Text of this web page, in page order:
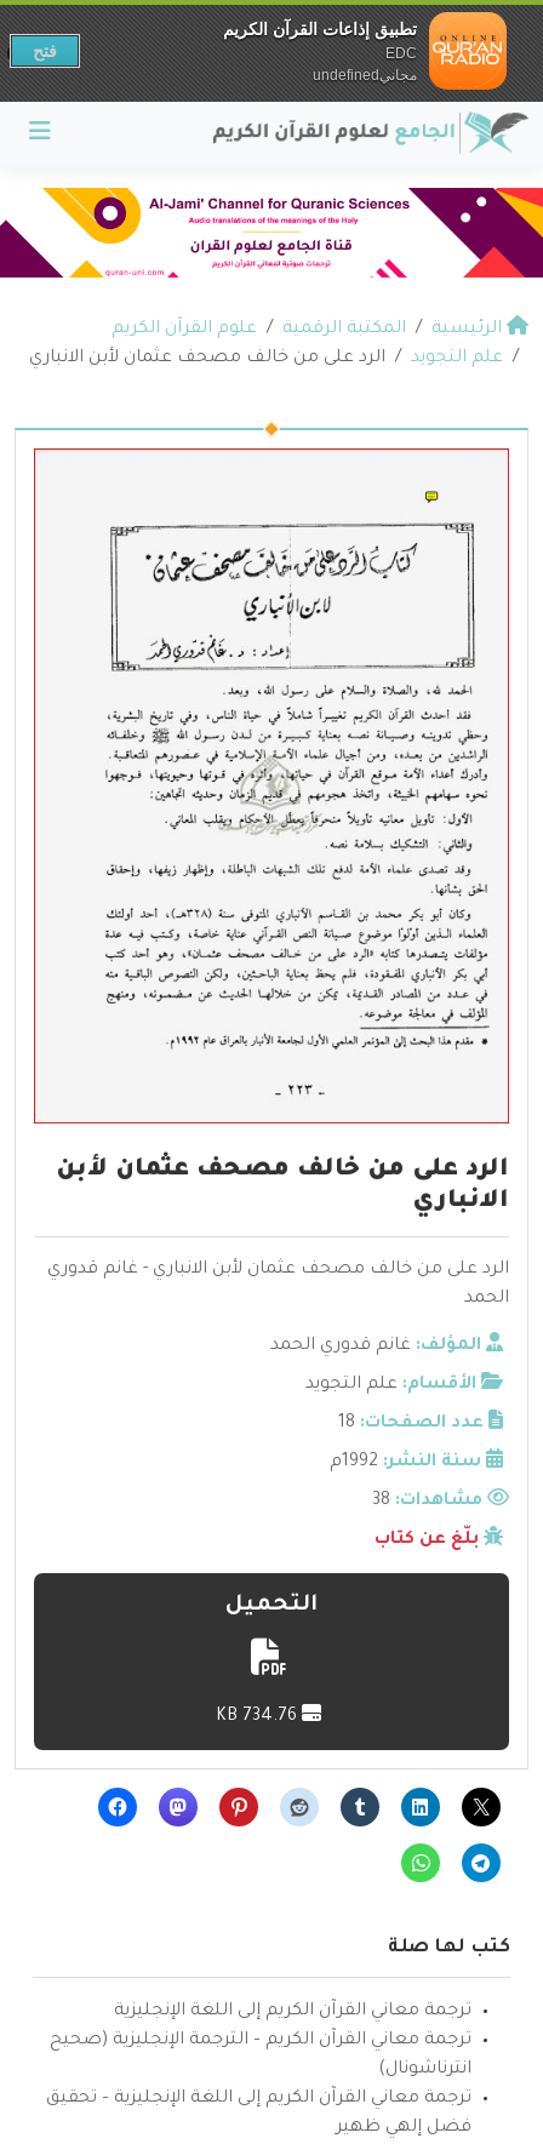
الرئيسية المكتبة الرقمية
علوم القرآن الكريم
علم التجويد
الرد على من خالف مصحف عثمان لأبن الانباري
الرد على من خالف مصحف عثمان لأبن
الانباري
الرد على من خالف مصحف عثمان لأبن الانباري - غانم قدوري
الحمد
المؤلف: غانم قدوري الحمد
الأقسام: علم التجويد
عدد الصفحات: 18
سنة النشر: 1992م
مشاهدات:
بلّغ عن كتاب
التحميل
كتب لها صلة
ترجمة معاني القرآن الكريم إلى اللغة الإنجليزية
ترجمة معاني القرآن الكريم – الترجمة الإنجليزية (صحيح
انترناشونال)
ترجمة معاني القرآن الكريم إلى اللغة الإنجليزية – تحقيق
فضل إلهي ظهير
تطبيق إذاعات القرآن الكريم
EDC
مجانيundefined
فتح